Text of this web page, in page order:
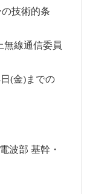
技術的条
線通信委員
(金)までの
部 基幹・